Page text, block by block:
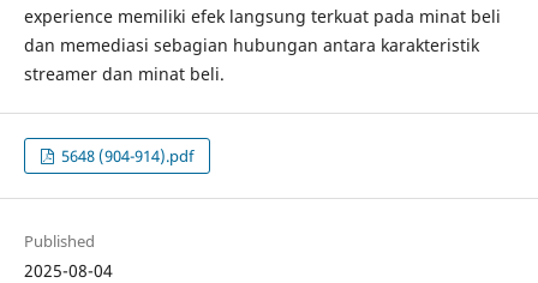
experience memiliki efek langsung terkuat pada minat beli
dan memediasi sebagian hubungan antara karakteristik
streamer dan minat beli.
5648 (904-914).pdf
Published
2025-08-04